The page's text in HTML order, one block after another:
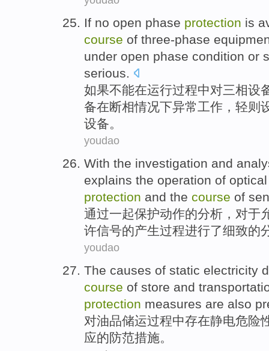
If no open phase protection is
course of three-phase
under open phase condition or
serious.
如果不能在运行过程中对三相设
备在断相情况下异常工作 ，轻则
设备。
youdao
With the investigation and
explains the operation of
protection and the course of
通过一起保护动作的分析 ，对于
许信号的产生过程进行了细致的
youdao
The causes of static electricity
course of store and
protection measures are also
对油品储运过程中存在静电危险
应的防范措施。